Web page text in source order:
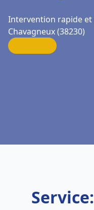
Intervention rapide et
Chavagneux (38230)